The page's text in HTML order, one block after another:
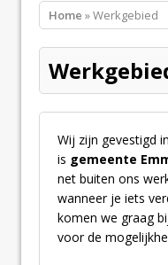
Home » Werkgebied
Wij zijn gevestigd
is gemeente
net buiten ons
wanneer je iets
komen we graag
voor de